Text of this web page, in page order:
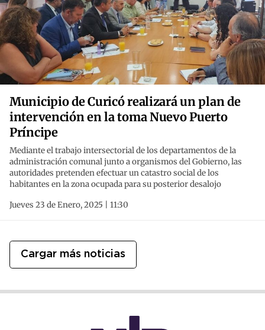
Municipio de Curicó realizará un plan de
intervención en la toma Nuevo Puerto
Príncipe
Mediante el trabajo intersectorial de los departamentos de la
administración comunal junto a organismos del Gobierno, las
autoridades pretenden efectuar un catastro social de los
habitantes en la zona ocupada para su posterior desalojo
Jueves 23 de Enero, 2025 | 11:30
Cargar más noticias